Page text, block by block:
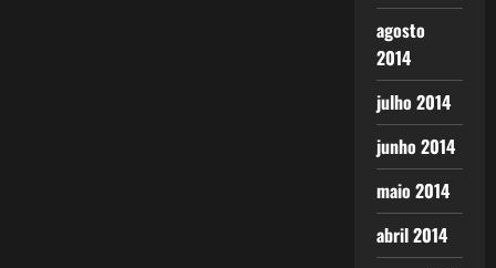
agosto
2014
julho 2014
junho 2014
maio 2014
abril 2014